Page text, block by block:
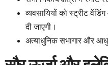
व्यवसायियों को स्ट्रीट
दी जाएगी।
अत्याधुनिक सभागार और